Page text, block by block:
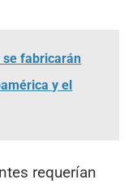
se fabricarán
y el
requerían